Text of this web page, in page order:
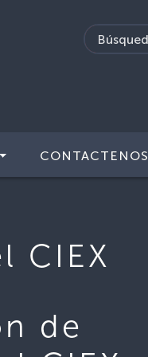
CONTACTENOS
CIEX
de